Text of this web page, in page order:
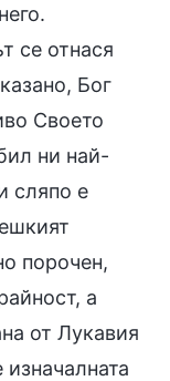
се отнася
Бог
Своето
ни най-
сляпо е
порочен,
а
от Лукавия